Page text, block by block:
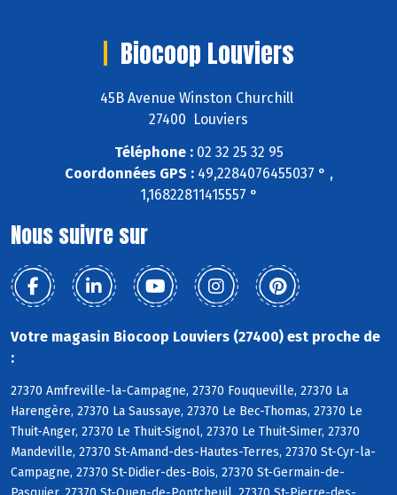
Biocoop Louviers
45B Avenue Winston Churchill
27400 Louviers
Téléphone :02 32 25 32 95
Coordonnées GPS :49,2284076455037 ° ,
1,16822811415557 °
Nous suivre sur
Votre magasin Biocoop Louviers (27400) est proche de
:
27370 Amfreville-la-Campagne, 27370 Fouqueville, 27370 La
Harengère, 27370 La Saussaye, 27370 Le Bec-Thomas, 27370 Le
Thuit-Anger, 27370 Le Thuit-Signol, 27370 Le Thuit-Simer, 27370
Mandeville, 27370 St-Amand-des-Hautes-Terres, 27370 St-Cyr-la-
Campagne, 27370 St-Didier-des-Bois, 27370 St-Germain-de-